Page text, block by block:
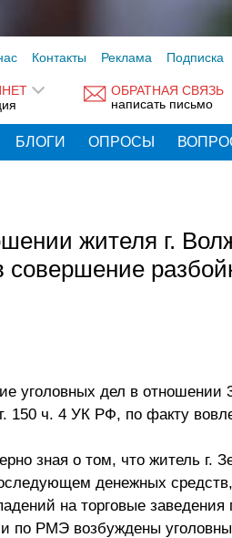
Контакты Реклама Подписка
ОБРАТНАЯ СВЯЗЬ
написать письмо
БЛОГИ ОПРОСЫ
жителя г.
совершение
уголовных дел в отношении
150 ч. 4 УК РФ, по факту
зная о том, что житель г.
денежных
на торговые заведения
по РМЭ возбуждены